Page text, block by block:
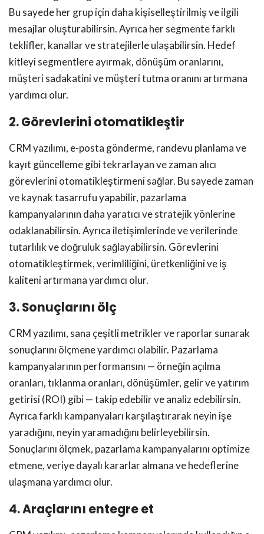
Bu sayede her grup için daha kişiselleştirilmiş ve ilgili
mesajlar oluşturabilirsin. Ayrıca her segmente farklı
teklifler, kanallar ve stratejilerle ulaşabilirsin. Hedef
kitleyi segmentlere ayırmak, dönüşüm oranlarını,
müşteri sadakatini ve müşteri tutma oranını artırmana
yardımcı olur.
2. Görevlerini otomatikleştir
CRM yazılımı, e-posta gönderme, randevu planlama ve
kayıt güncelleme gibi tekrarlayan ve zaman alıcı
görevlerini otomatikleştirmeni sağlar. Bu sayede zaman
ve kaynak tasarrufu yapabilir, pazarlama
kampanyalarının daha yaratıcı ve stratejik yönlerine
odaklanabilirsin. Ayrıca iletişimlerinde ve verilerinde
tutarlılık ve doğruluk sağlayabilirsin. Görevlerini
otomatikleştirmek, verimliliğini, üretkenliğini ve iş
kaliteni artırmana yardımcı olur.
3. Sonuçlarını ölç
CRM yazılımı, sana çeşitli metrikler ve raporlar sunarak
sonuçlarını ölçmene yardımcı olabilir. Pazarlama
kampanyalarının performansını — örneğin açılma
oranları, tıklanma oranları, dönüşümler, gelir ve yatırım
getirisi (ROI) gibi — takip edebilir ve analiz edebilirsin.
Ayrıca farklı kampanyaları karşılaştırarak neyin işe
yaradığını, neyin yaramadığını belirleyebilirsin.
Sonuçlarını ölçmek, pazarlama kampanyalarını optimize
etmene, veriye dayalı kararlar almana ve hedeflerine
ulaşmana yardımcı olur.
4. Araçlarını entegre et